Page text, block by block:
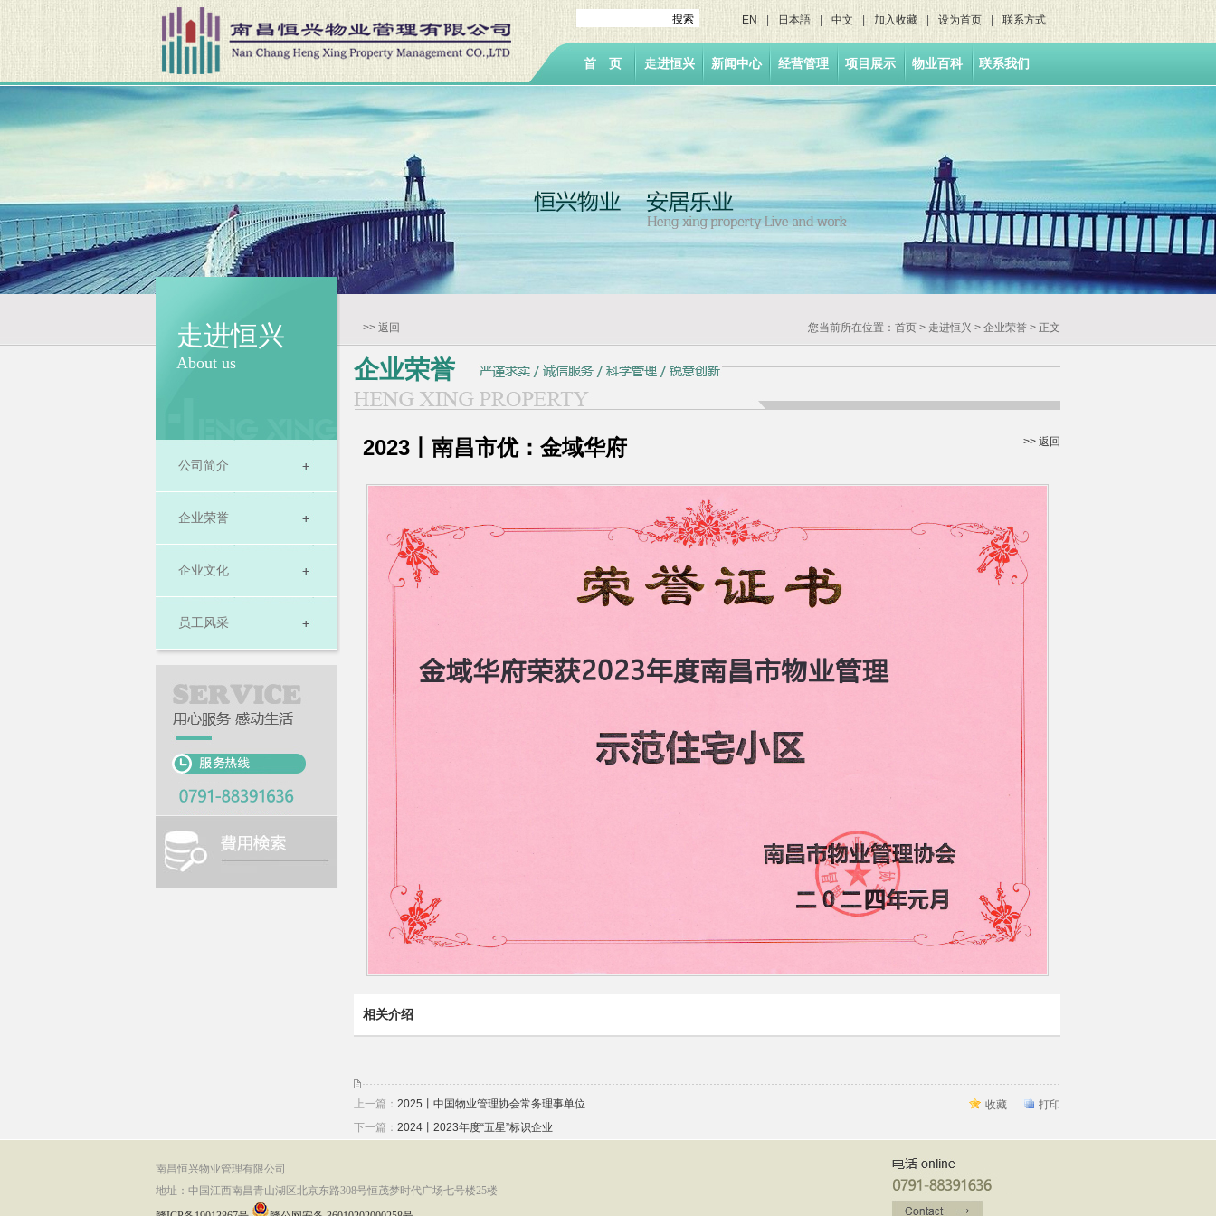
搜索 EN 日本語 中文 加入收藏 设为首页 联系方式
首 页 走进恒兴 新闻中心 经营管理 项目展示 物业百科 联系我们
走进恒兴
About us
公司简介
企业荣誉
企业文化
员工风采
>> 返回 您当前所在位置： 首页 > 走进恒兴 > 企业荣誉 > 正文
企业荣誉
2023丨南昌市优：金域华府 >> 返回
相关介绍
上一篇： 2025丨中国物业管理协会常务理事单位
下一篇： 2024丨2023年度“五星”标识企业
收藏 打印
南昌恒兴物业管理有限公司
地址：中国江西南昌青山湖区北京东路308号恒茂梦时代广场七号楼25楼